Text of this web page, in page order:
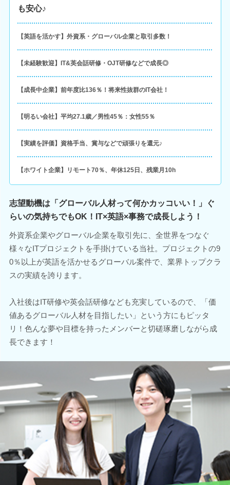
も安心♪
【英語を活かす】外資系・グローバル企業と取引多数！
【未経験歓迎】IT&英会話研修・OJT研修などで成長◎
【成長中企業】前年度比136％！将来性抜群のIT会社！
【明るい会社】平均27.1歳／男性45％：女性55％
【実績を評価】資格手当、賞与などで頑張りを還元♪
【ホワイト企業】リモート70％、年休125日、残業月10h
志望動機は「グローバル人材って何かカッコいい！」ぐ
らいの気持ちでもOK！IT×英語×事務で成長しよう！
外資系企業やグローバル企業を取引先に、全世界をつなぐ
様々なITプロジェクトを手掛けている当社。プロジェクトの9
0％以上が英語を活かせるグローバル案件で、業界トップクラ
スの実績を誇ります。
入社後はIT研修や英会話研修なども充実しているので、「価
値あるグローバル人材を目指したい」という方にもピッタ
リ！色んな夢や目標を持ったメンバーと切磋琢磨しながら成
長できます！